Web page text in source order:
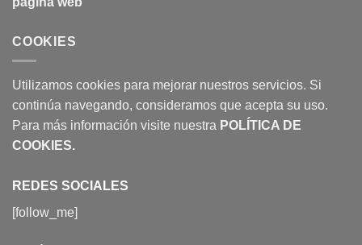
COOKIES
Utilizamos cookies para mejorar nuestros servicios. Si
continúa navegando, consideramos que acepta su uso.
Para más información visite nuestra POLÍTICA DE
COOKIES.
REDES SOCIALES
[follow_me]